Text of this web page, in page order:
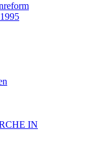
IN